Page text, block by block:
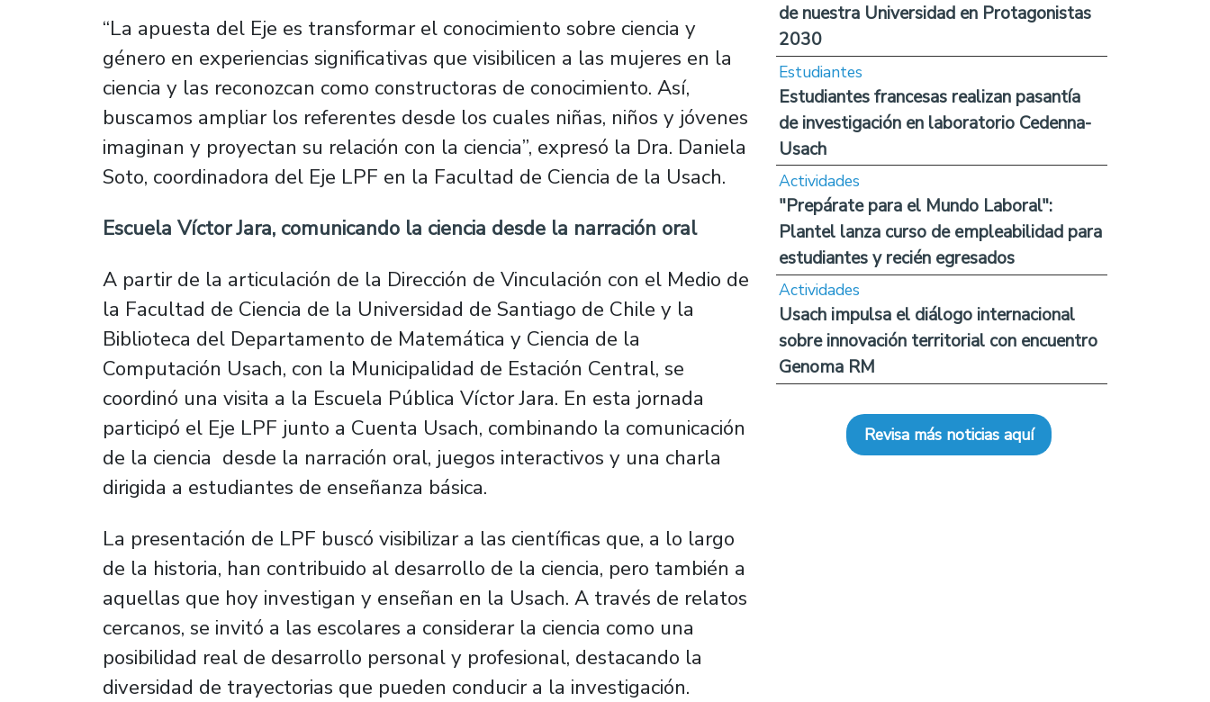
“La apuesta del Eje es transformar el conocimiento sobre ciencia y
género en experiencias significativas que visibilicen a las mujeres en la
ciencia y las reconozcan como constructoras de conocimiento. Así,
buscamos ampliar los referentes desde los cuales niñas, niños y jóvenes
imaginan y proyectan su relación con la ciencia”, expresó la Dra. Daniela
Soto, coordinadora del Eje LPF en la Facultad de Ciencia de la Usach.
Escuela Víctor Jara, comunicando la ciencia desde la narración oral
A partir de la articulación de la Dirección de Vinculación con el Medio de
la Facultad de Ciencia de la Universidad de Santiago de Chile y la
Biblioteca del Departamento de Matemática y Ciencia de la
Computación Usach, con la Municipalidad de Estación Central, se
coordinó una visita a la Escuela Pública Víctor Jara. En esta jornada
participó el Eje LPF junto a Cuenta Usach, combinando la comunicación
de la ciencia desde la narración oral, juegos interactivos y una charla
dirigida a estudiantes de enseñanza básica.
La presentación de LPF buscó visibilizar a las científicas que, a lo largo
de la historia, han contribuido al desarrollo de la ciencia, pero también a
aquellas que hoy investigan y enseñan en la Usach. A través de relatos
cercanos, se invitó a las escolares a considerar la ciencia como una
posibilidad real de desarrollo personal y profesional, destacando la
diversidad de trayectorias que pueden conducir a la investigación.
de nuestra Universidad en Protagonistas
2030
Estudiantes
Estudiantes francesas realizan pasantía
de investigación en laboratorio Cedenna-
Usach
Actividades
"Prepárate para el Mundo Laboral":
Plantel lanza curso de empleabilidad para
estudiantes y recién egresados
Actividades
Usach impulsa el diálogo internacional
sobre innovación territorial con encuentro
Genoma RM
Revisa más noticias aquí